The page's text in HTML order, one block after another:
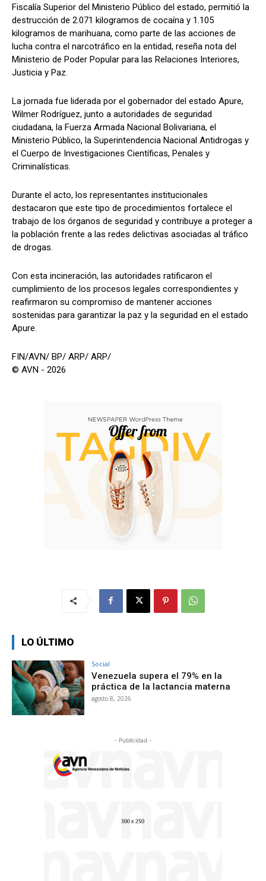
Fiscalía Superior del Ministerio Público del estado, permitió la
destrucción de 2.071 kilogramos de cocaína y 1.105
kilogramos de marihuana, como parte de las acciones de
lucha contra el narcotráfico en la entidad, reseña nota del
Ministerio de Poder Popular para las Relaciones Interiores,
Justicia y Paz.
La jornada fue liderada por el gobernador del estado Apure,
Wilmer Rodríguez, junto a autoridades de seguridad
ciudadana, la Fuerza Armada Nacional Bolivariana, el
Ministerio Público, la Superintendencia Nacional Antidrogas y
el Cuerpo de Investigaciones Científicas, Penales y
Criminalísticas.
Durante el acto, los representantes institucionales
destacaron que este tipo de procedimientos fortalece el
trabajo de los órganos de seguridad y contribuye a proteger a
la población frente a las redes delictivas asociadas al tráfico
de drogas.
Con esta incineración, las autoridades ratificaron el
cumplimiento de los procesos legales correspondientes y
reafirmaron su compromiso de mantener acciones
sostenidas para garantizar la paz y la seguridad en el estado
Apure.
FIN/AVN/ BP/ ARP/ ARP/
© AVN - 2026
LO ÚLTIMO
Social
Venezuela supera el 79% en la
práctica de la lactancia materna
agosto 8, 2026
- Publicidad -